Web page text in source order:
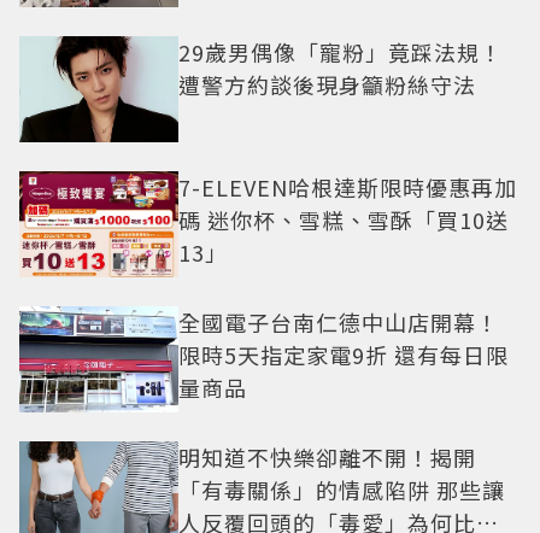
29歲男偶像「寵粉」竟踩法規！
遭警方約談後現身籲粉絲守法
7-ELEVEN哈根達斯限時優惠再加
碼 迷你杯、雪糕、雪酥「買10送
13」
全國電子台南仁德中山店開幕！
限時5天指定家電9折 還有每日限
量商品
明知道不快樂卻離不開！揭開
「有毒關係」的情感陷阱 那些讓
人反覆回頭的「毒愛」為何比菸